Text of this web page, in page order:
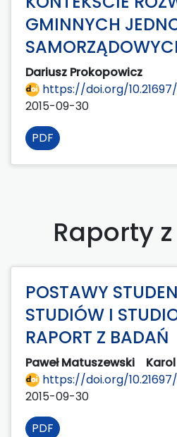
GMINNYCH
Dariusz Prokopowicz
https://doi.org/10.21697/
2015-09-30
PDF
Raporty
POSTAWY
STUDIÓW I
RAPORT Z BADAŃ
Paweł Matuszewski
https://doi.org/10.21697/
2015-09-30
PDF